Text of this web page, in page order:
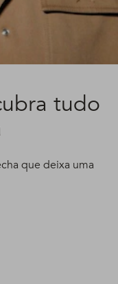
tudo
que deixa uma